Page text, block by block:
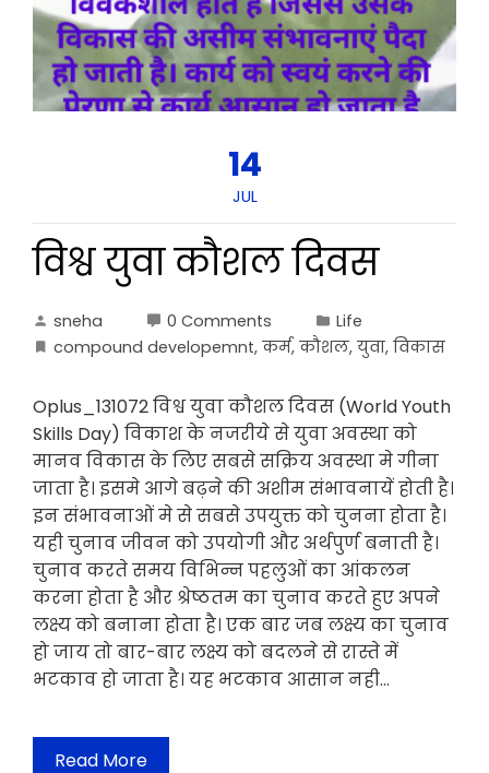
14
JUL
विश्व युवा कौशल दिवस
sneha 0 Comments
Life
compound developemnt, कर्म, कौशल, युवा, विकास
Oplus_131072 विश्व युवा कौशल दिवस (World Youth
Skills Day) विकाश के नजरीये से युवा अवस्था को
मानव विकास के लिए सबसे सक्रिय अवस्था मे गीना
जाता है। इसमे आगे बढ़ने की अशीम संभावनायें होती है।
इन संभावनाओं मे से सबसे उपयुक्त को चुनना होता है।
यही चुनाव जीवन को उपयोगी और अर्थपुर्ण बनाती है।
चुनाव करते समय विभिन्न पहलुओं का आंकलन
करना होता है और श्रेष्ठतम का चुनाव करते हुए अपने
लक्ष्य को बनाना होता है। एक बार जब लक्ष्य का चुनाव
हो जाय तो बार-बार लक्ष्य को बदलने से रास्ते में
भटकाव हो जाता है। यह भटकाव आसान नही…
Read More